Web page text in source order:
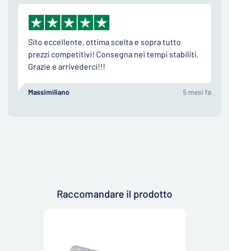
Sito eccellente, ottima scelta e sopra tutto
prezzi competitivi! Consegna nei tempi stabiliti.
Grazie e arrivederci!!!
Massimiliano 5 mesi fa
Raccomandare il prodotto